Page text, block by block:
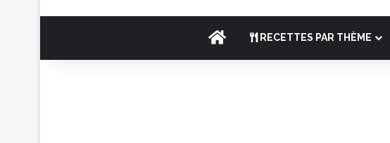
ACCUEILRECETTES PAR THÈME